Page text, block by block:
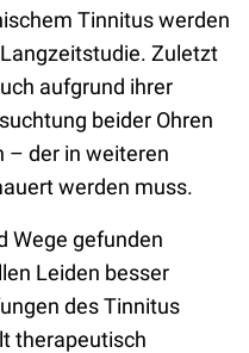
Tinnitus werden
Zuletzt
aufgrund ihrer
beider Ohren
– der in weiteren
werden muss.
Wege gefunden
Leiden besser
des Tinnitus
therapeutisch